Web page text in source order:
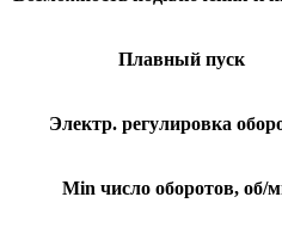
Плавный пуск
Электр. регулировка
Min число оборотов, об/